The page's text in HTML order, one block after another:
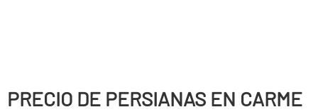
PRECIO DE PERSIANAS EN CARME